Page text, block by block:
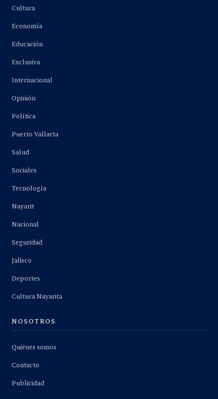
Cultura
Economía
Educación
Exclusiva
Internacional
Opinión
Política
Puerto Vallarta
Salud
Sociales
Tecnología
Nayarit
Nacional
Seguridad
Jalisco
Deportes
Cultura Nayarita
NOSOTROS
Quiénes somos
Contacto
Publicidad